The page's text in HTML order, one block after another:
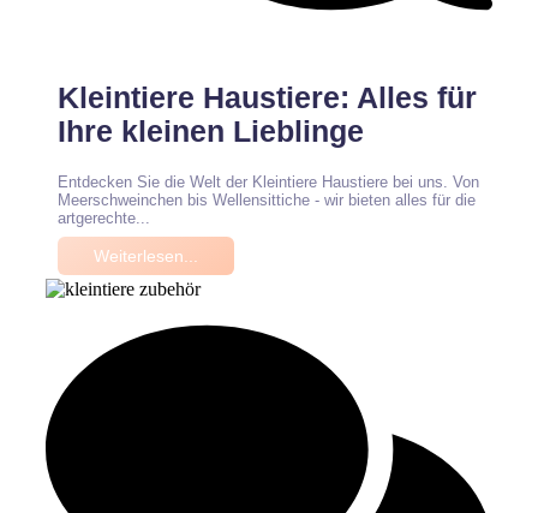
Kleintiere Haustiere: Alles für
Ihre kleinen Lieblinge
Entdecken Sie die Welt der Kleintiere Haustiere bei uns. Von
Meerschweinchen bis Wellensittiche - wir bieten alles für die
artgerechte...
Weiterlesen...